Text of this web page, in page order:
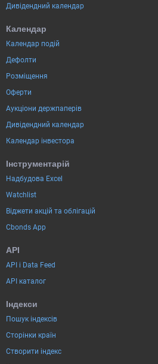
Дивідендний календар
Календар
Календар подій
Дефолти
Розміщення
Оферти
Аукціони держпаперів
Дивідендний календар
Календар інвестора
Інструментарій
Надбудова Excel
Watchlist
Віджети акцій та облігацій
Cbonds App
API
API і Data Feed
API каталог
Індекси
Пошук індексів
Сторінки країн
Створити індекс